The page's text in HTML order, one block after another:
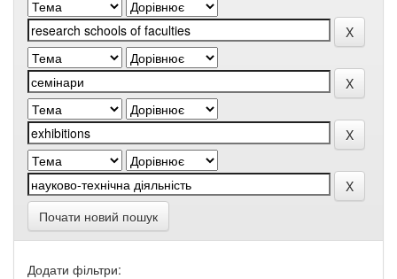
Почати новий пошук
Додати фільтри: